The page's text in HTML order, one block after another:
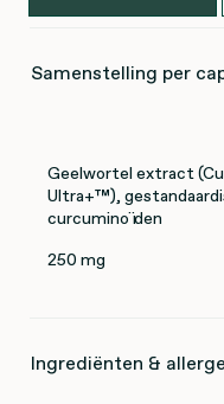
Samenstelling per
Geelwortel extract
Ultra+™),
curcuminoïden
250 mg
Ingrediënten &